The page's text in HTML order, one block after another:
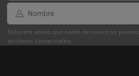
Enterate antes que nadie de nuestras
acciones comerciales.